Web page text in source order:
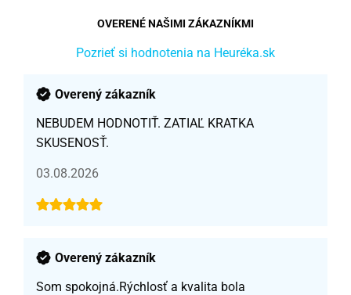
OVERENÉ NAŠIMI ZÁKAZNÍKMI
Pozrieť si hodnotenia na Heuréka.sk
Overený zákazník
NEBUDEM HODNOTIŤ. ZATIAĽ KRATKA
SKUSENOSŤ.
03.08.2026
Overený zákazník
Som spokojná.Rýchlosť a kvalita bola